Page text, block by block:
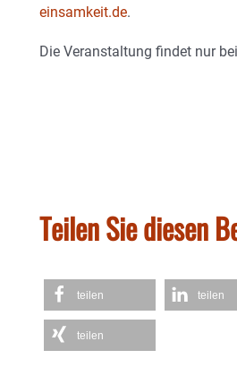
einsamkeit.de.
Die Veranstaltung findet nur
Teilen Sie diesen
teilen teilen
teilen